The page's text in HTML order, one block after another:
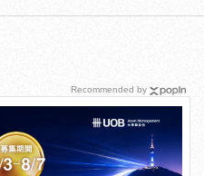
Recommended by